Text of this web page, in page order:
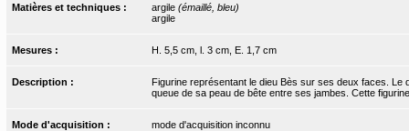
Matières et techniques : argile (émaillé, bleu)
argile
Mesures : H. 5,5 cm, l. 3 cm, E. 1,7 cm
Description :
Figurine représentant le dieu Bès sur ses deux faces.
queue de sa peau de bête entre ses jambes. Cette
Mode d'acquisition : mode d'acquisition inconnu